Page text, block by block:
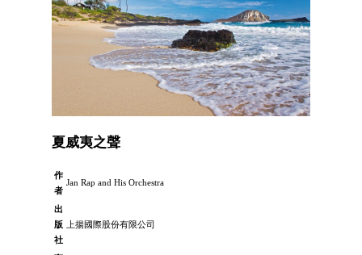
夏威夷之聲
作
者
Jan Rap and His Orchestra
出
版
社
上揚國際股份有限公司